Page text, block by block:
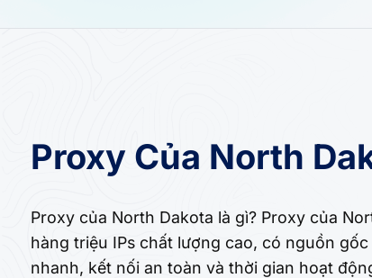
Proxy Của North
Proxy của North Dakota là gì? Proxy của
hàng triệu IPs chất lượng cao, có nguồn
nhanh, kết nối an toàn và thời gian hoạt